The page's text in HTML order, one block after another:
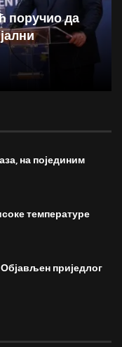
поручио да
на појединим
температуре
приједлог